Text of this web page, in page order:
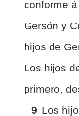
conforme
Gersón y
hijos de
Los hijos
primero,
9 Los